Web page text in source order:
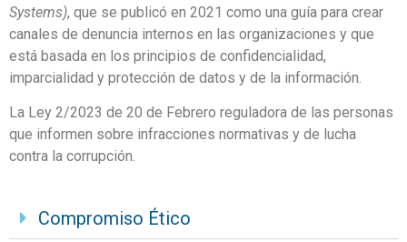
Systems), que se publicó en 2021 como una guía para crear
canales de denuncia internos en las organizaciones y que
está basada en los principios de confidencialidad,
imparcialidad y protección de datos y de la información.
La Ley 2/2023 de 20 de Febrero reguladora de las personas
que informen sobre infracciones normativas y de lucha
contra la corrupción.
Compromiso Ético